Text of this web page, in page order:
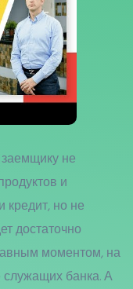
не
и
но не
достаточно
моментом, на
банка. А